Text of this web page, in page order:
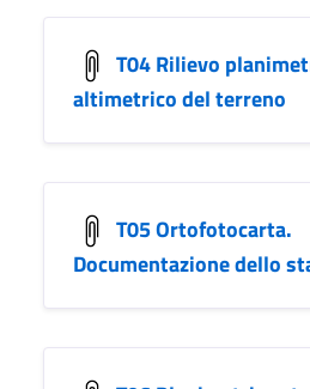
T04 Rilievo
altimetrico del terreno
T05 Ortofotocarta.
Documentazione dello